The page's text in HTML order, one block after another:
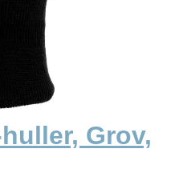
Grov,